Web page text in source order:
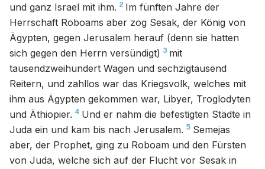
und ganz Israel mit ihm. 2 Im fünften Jahre der
Herrschaft Roboams aber zog Sesak, der König von
Ägypten, gegen Jerusalem herauf (denn sie hatten
sich gegen den Herrn versündigt) 3 mit
tausendzweihundert Wagen und sechzigtausend
Reitern, und zahllos war das Kriegsvolk, welches mit
ihm aus Ägypten gekommen war, Libyer, Troglodyten
und Äthiopier. 4 Und er nahm die befestigten Städte in
Juda ein und kam bis nach Jerusalem. 5 Semejas
aber, der Prophet, ging zu Roboam und den Fürsten
von Juda, welche sich auf der Flucht vor Sesak in